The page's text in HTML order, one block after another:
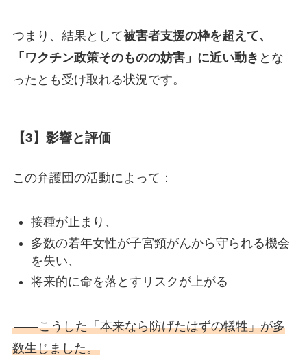
つまり、結果として被害者支援の枠を超えて、
「ワクチン政策そのものの妨害」に近い動き とな
ったとも受け取れる状況です。
【3】影響と評価
この弁護団の活動によって：
接種が止まり、
多数の若年女性が子宮頸がんから守られる機会
を失い、
将来的に命を落とすリスクが上がる
――こうした「本来なら防げたはずの犠牲」が多
数生じました。